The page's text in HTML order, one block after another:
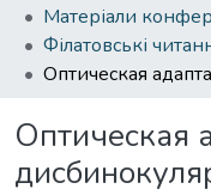
Філатовські
Оптическая